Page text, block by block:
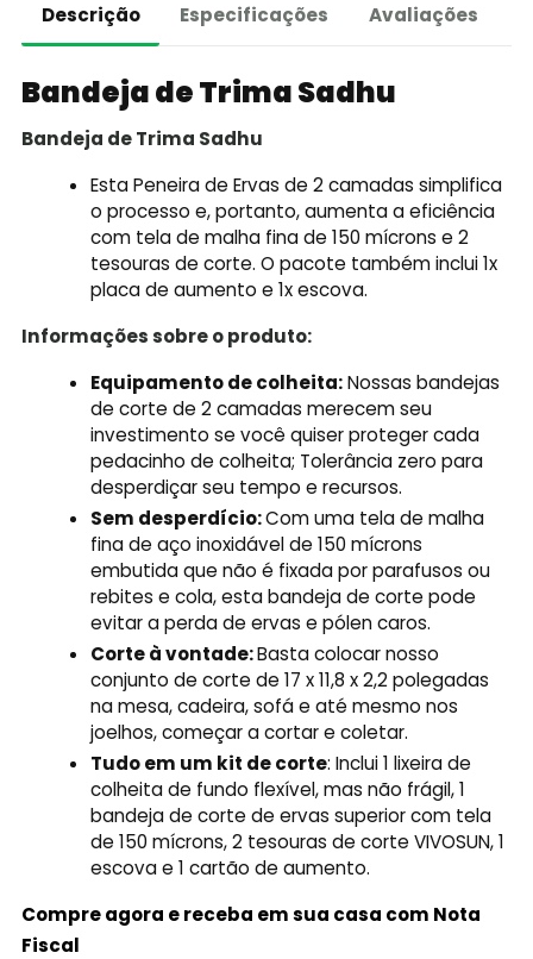
Descrição Especificações Avaliações
Bandeja de Trima Sadhu
Bandeja de Trima Sadhu
Esta Peneira de Ervas de 2 camadas simplifica
o processo e, portanto, aumenta a eficiência
com tela de malha fina de 150 mícrons e 2
tesouras de corte. O pacote também inclui 1x
placa de aumento e 1x escova.
Informações sobre o produto:
Equipamento de colheita:Nossas bandejas
de corte de 2 camadas merecem seu
investimento se você quiser proteger cada
pedacinho de colheita; Tolerância zero para
desperdiçar seu tempo e recursos.
Sem desperdício:Com uma tela de malha
fina de aço inoxidável de 150 mícrons
embutida que não é fixada por parafusos ou
rebites e cola, esta bandeja de corte pode
evitar a perda de ervas e pólen caros.
Corte à vontade:Basta colocar nosso
conjunto de corte de 17 x 11,8 x 2,2 polegadas
na mesa, cadeira, sofá e até mesmo nos
joelhos, começar a cortar e coletar.
Tudo em um kit de corte: Inclui 1 lixeira de
colheita de fundo flexível, mas não frágil, 1
bandeja de corte de ervas superior com tela
de 150 mícrons, 2 tesouras de corte VIVOSUN, 1
escova e 1 cartão de aumento.
Compre agora e receba em sua casa com Nota
Fiscal